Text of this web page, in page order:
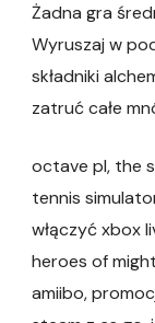
Żadna gra
Wyruszaj w
składniki
zatruć całe
octave pl, the
tennis
włączyć xbox
heroes of
amiibo,